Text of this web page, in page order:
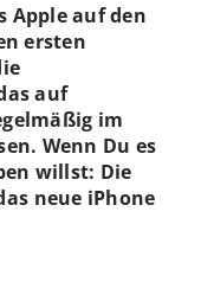
Apple auf den
ersten
auf
im
Wenn Du es
willst: Die
neue iPhone